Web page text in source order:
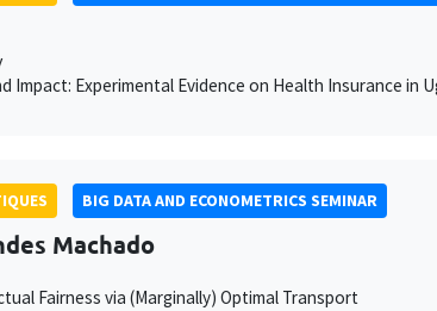
Impact: Experimental Evidence on Health Insurance in
BIG DATA AND ECONOMETRICS SEMINAR
Machado
Fairness via (Marginally) Optimal Transport